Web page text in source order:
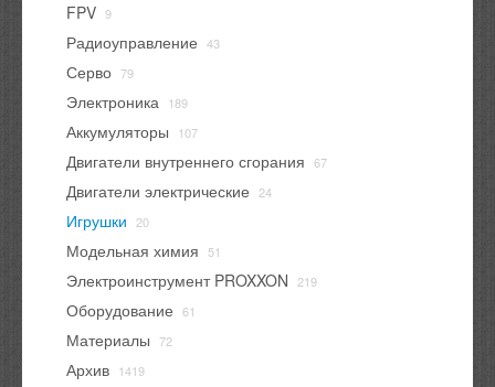
FPV 9
Радиоуправление 43
Серво 79
Электроника 189
Аккумуляторы 107
Двигатели внутреннего сгорания 67
Двигатели электрические 24
Игрушки 20
Модельная химия 51
Электроинструмент PROXXON 219
Оборудование 61
Материалы 72
Архив 1419